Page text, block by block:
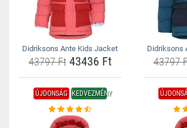
Didriksons Ante Kids Jacket
43797 Ft43436 Ft
Didriksons
43797
ÚJDONSÁG KEDVEZMÉNY